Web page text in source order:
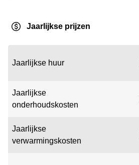
Jaarlijkse prijzen
Jaarlijkse huur
Jaarlijkse
onderhoudskosten
Jaarlijkse
verwarmingskosten